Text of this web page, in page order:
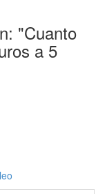
"Cuanto
a 5